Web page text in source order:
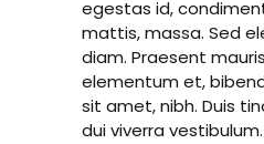
egestas id,
mattis, massa. Sed
diam. Praesent
elementum et,
sit amet, nibh. Duis
dui viverra vestibulum.